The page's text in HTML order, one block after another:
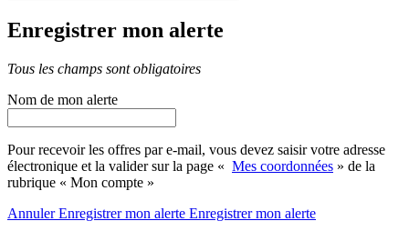
Enregistrer mon alerte
Tous les champs sont obligatoires
Nom de mon alerte
Pour recevoir les offres par e-mail, vous devez saisir votre adresse
électronique et la valider sur la page « Mes coordonnées » de la
rubrique « Mon compte »
AnnulerEnregistrer mon alerte Enregistrermon alerte